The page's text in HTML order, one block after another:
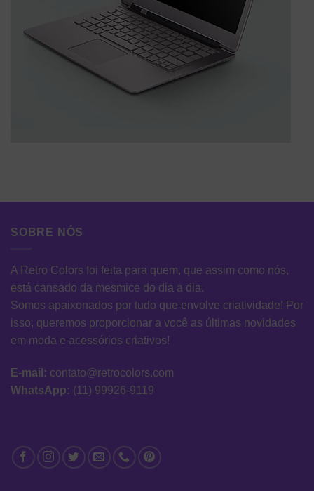
SOBRE NÓS
A Retro Colors foi feita para quem, que assim como nós,
está cansado da mesmice do dia a dia.
Somos apaixonados por tudo que envolve criatividade! Por
isso, queremos proporcionar a você as últimas novidades
em moda e acessórios criativos!
E-mail: contato@retrocolors.com
WhatsApp: (11) 99926-9119